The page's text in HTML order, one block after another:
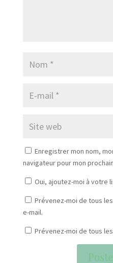
Enregistrer mon nom,
navigateur pour mon
Oui, ajoutez-moi à votre
Prévenez-moi de tous
e-mail.
Prévenez-moi de tous